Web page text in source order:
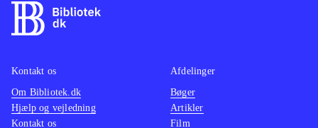
Kontakt os
Om Bibliotek.dk
Hjælp og vejledning
Kontakt os
Afdelinger
Bøger
Artikler
Film